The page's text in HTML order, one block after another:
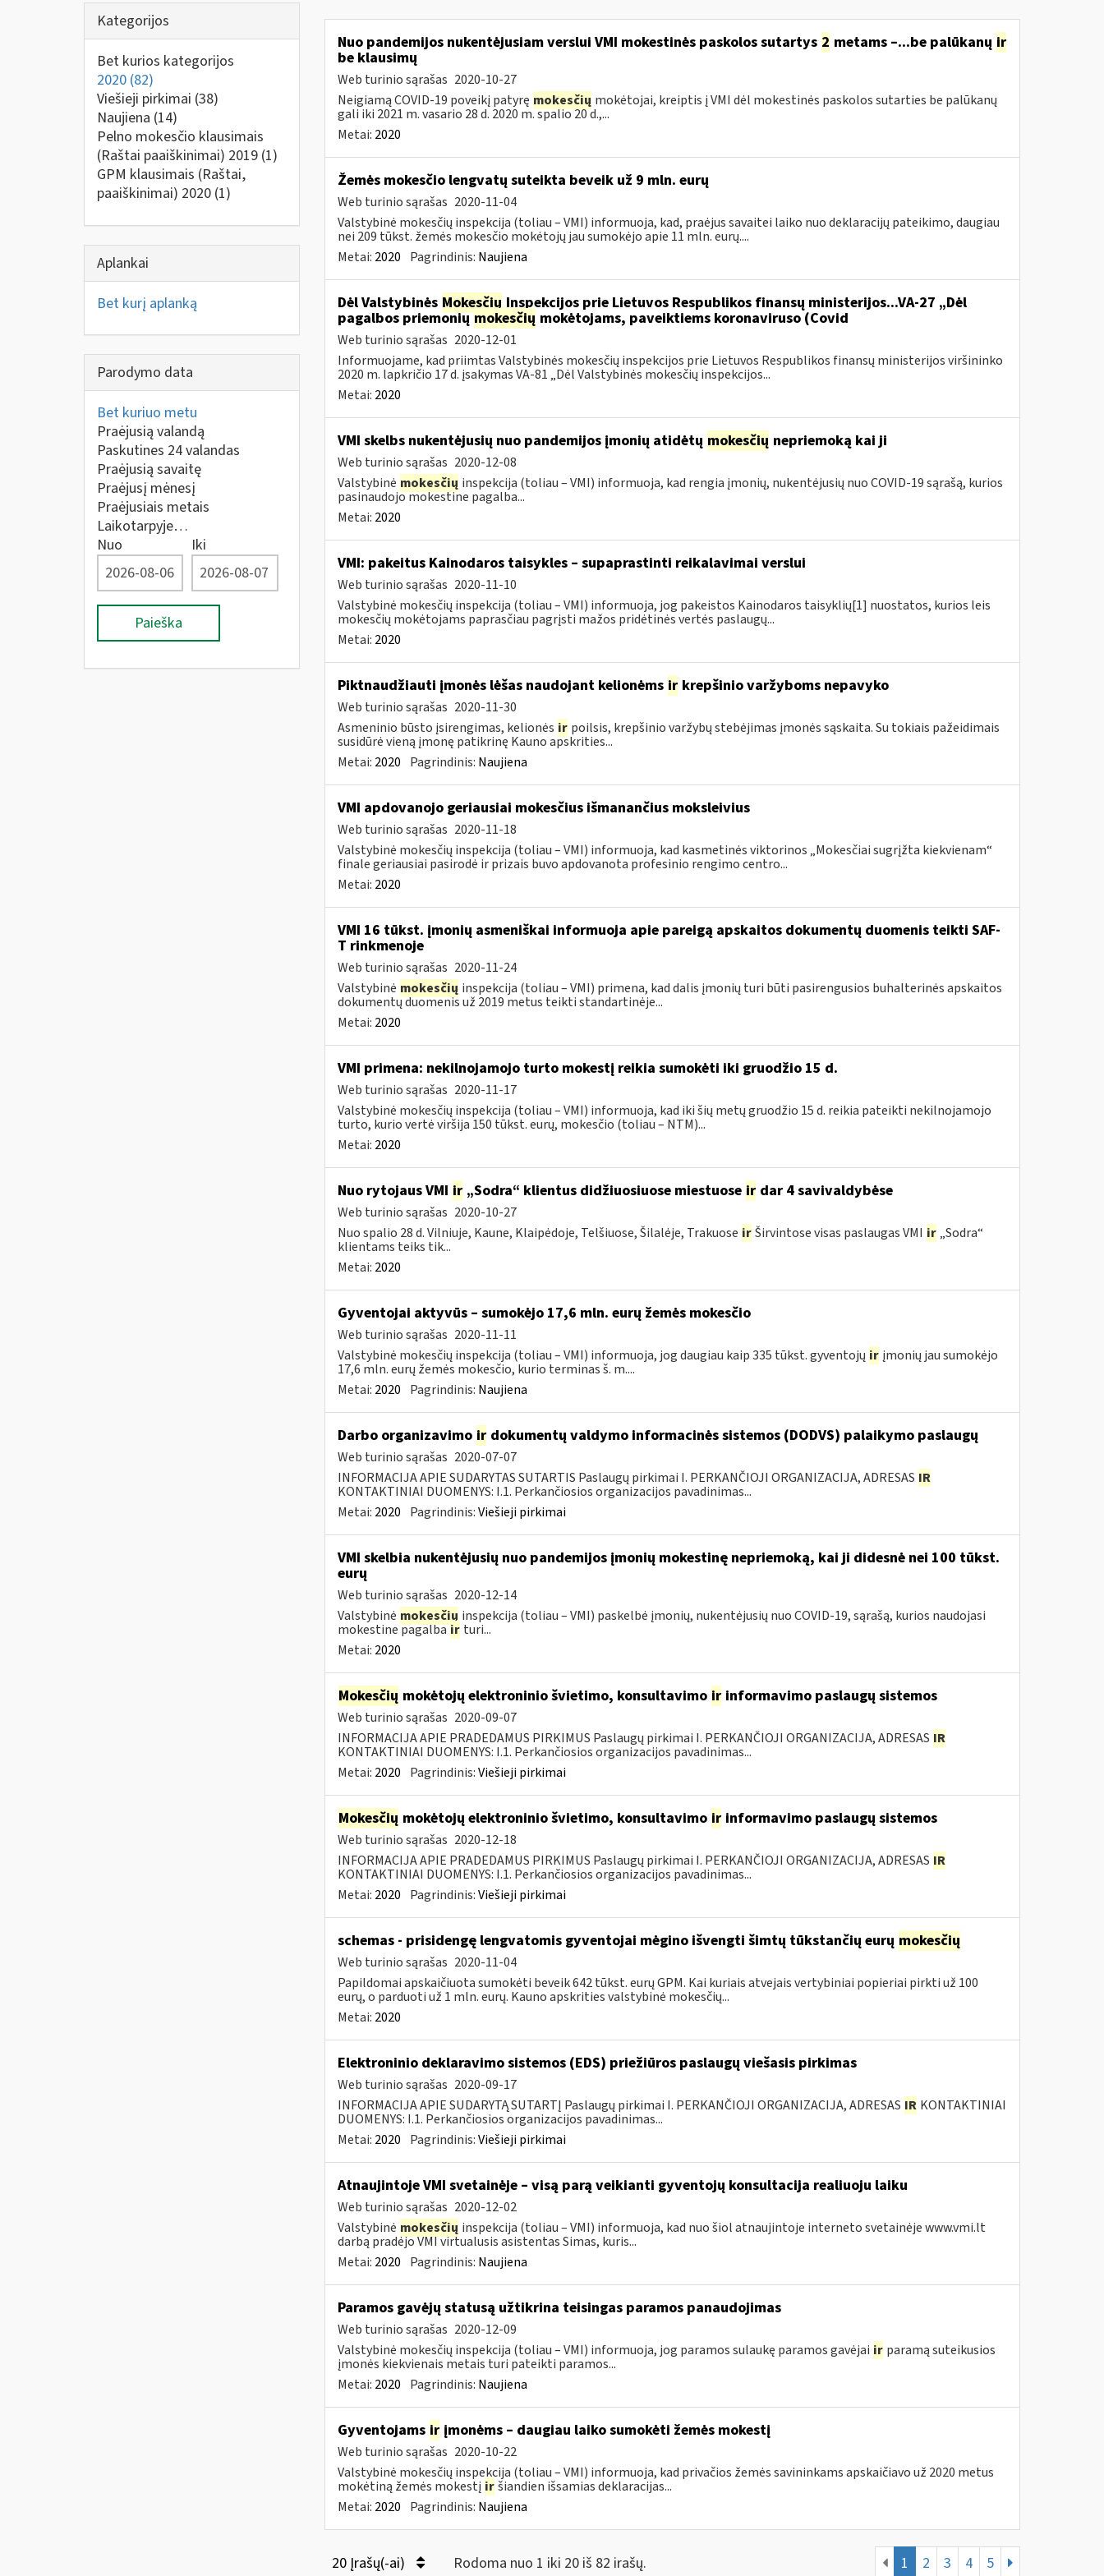
Kategorijos
Bet kurios kategorijos
2020 (82)
Viešieji pirkimai (38)
Naujiena (14)
Pelno mokesčio klausimais
(Raštai paaiškinimai) 2019 (1)
GPM klausimais (Raštai,
paaiškinimai) 2020 (1)
Aplankai
Bet kurį aplanką
Parodymo data
Bet kuriuo metu
Praėjusią valandą
Paskutines 24 valandas
Praėjusią savaitę
Praėjusį mėnesį
Praėjusiais metais
Laikotarpyje…
Nuo
Iki
Paieška
Nuo pandemijos nukentėjusiam verslui VMI mokestinės paskolos sutartys 2 metams –...be palūkanų ir
be klausimų
Web turinio sąrašas 2020-10-27
Neigiamą COVID-19 poveikį patyrę mokesčių mokėtojai, kreiptis į VMI dėl mokestinės paskolos sutarties be palūkanų
gali iki 2021 m. vasario 28 d. 2020 m. spalio 20 d.,...
Metai: 2020
Žemės mokesčio lengvatų suteikta beveik už 9 mln. eurų
Web turinio sąrašas 2020-11-04
Valstybinė mokesčių inspekcija (toliau – VMI) informuoja, kad, praėjus savaitei laiko nuo deklaracijų pateikimo, daugiau
nei 209 tūkst. žemės mokesčio mokėtojų jau sumokėjo apie 11 mln. eurų....
Metai: 2020 Pagrindinis: Naujiena
Dėl Valstybinės MokesčiųInspekcijos prie Lietuvos Respublikos finansų ministerijos...VA-27 „Dėl
pagalbos priemoniųmokesčių mokėtojams, paveiktiems koronaviruso (Covid
Web turinio sąrašas 2020-12-01
Informuojame, kad priimtas Valstybinės mokesčių inspekcijos prie Lietuvos Respublikos finansų ministerijos viršininko
2020 m. lapkričio 17 d. įsakymas VA-81 „Dėl Valstybinės mokesčių inspekcijos...
Metai: 2020
VMI skelbs nukentėjusių nuo pandemijos įmonių atidėtų mokesčių nepriemoką kai ji
Web turinio sąrašas 2020-12-08
Valstybinė mokesčių inspekcija (toliau – VMI) informuoja, kad rengia įmonių, nukentėjusių nuo COVID-19 sąrašą, kurios
pasinaudojo mokestine pagalba...
Metai: 2020
VMI: pakeitus Kainodaros taisykles – supaprastinti reikalavimai verslui
Web turinio sąrašas 2020-11-10
Valstybinė mokesčių inspekcija (toliau – VMI) informuoja, jog pakeistos Kainodaros taisyklių[1] nuostatos, kurios leis
mokesčių mokėtojams paprasčiau pagrįsti mažos pridėtinės vertės paslaugų...
Metai: 2020
Piktnaudžiauti įmonės lėšas naudojant kelionėms irkrepšinio varžyboms nepavyko
Web turinio sąrašas 2020-11-30
Asmeninio būsto įsirengimas, kelionės ir poilsis, krepšinio varžybų stebėjimas įmonės sąskaita. Su tokiais pažeidimais
susidūrė vieną įmonę patikrinę Kauno apskrities...
Metai: 2020 Pagrindinis: Naujiena
VMI apdovanojo geriausiai mokesčius išmanančius moksleivius
Web turinio sąrašas 2020-11-18
Valstybinė mokesčių inspekcija (toliau – VMI) informuoja, kad kasmetinės viktorinos „Mokesčiai sugrįžta kiekvienam“
finale geriausiai pasirodė ir prizais buvo apdovanota profesinio rengimo centro...
Metai: 2020
VMI 16 tūkst. įmonių asmeniškai informuoja apie pareigą apskaitos dokumentų duomenis teikti SAF-
T rinkmenoje
Web turinio sąrašas 2020-11-24
Valstybinė mokesčių inspekcija (toliau – VMI) primena, kad dalis įmonių turi būti pasirengusios buhalterinės apskaitos
dokumentų duomenis už 2019 metus teikti standartinėje...
Metai: 2020
VMI primena: nekilnojamojo turto mokestį reikia sumokėti iki gruodžio 15 d.
Web turinio sąrašas 2020-11-17
Valstybinė mokesčių inspekcija (toliau – VMI) informuoja, kad iki šių metų gruodžio 15 d. reikia pateikti nekilnojamojo
turto, kurio vertė viršija 150 tūkst. eurų, mokesčio (toliau – NTM)...
Metai: 2020
Nuo rytojaus VMI ir„Sodra“ klientus didžiuosiuose miestuose irdar 4 savivaldybėse
Web turinio sąrašas 2020-10-27
Nuo spalio 28 d. Vilniuje, Kaune, Klaipėdoje, Telšiuose, Šilalėje, Trakuose ir Širvintose visas paslaugas VMI ir „Sodra“
klientams teiks tik...
Metai: 2020
Gyventojai aktyvūs – sumokėjo 17,6 mln. eurų žemės mokesčio
Web turinio sąrašas 2020-11-11
Valstybinė mokesčių inspekcija (toliau – VMI) informuoja, jog daugiau kaip 335 tūkst. gyventojų ir įmonių jau sumokėjo
17,6 mln. eurų žemės mokesčio, kurio terminas š. m....
Metai: 2020 Pagrindinis: Naujiena
Darbo organizavimo irdokumentų valdymo informacinės sistemos (DODVS) palaikymo paslaugų
Web turinio sąrašas 2020-07-07
INFORMACIJA APIE SUDARYTAS SUTARTIS Paslaugų pirkimai I. PERKANČIOJI ORGANIZACIJA, ADRESAS IR
KONTAKTINIAI DUOMENYS: I.1. Perkančiosios organizacijos pavadinimas...
Metai: 2020 Pagrindinis:Viešieji pirkimai
VMI skelbia nukentėjusių nuo pandemijos įmonių mokestinę nepriemoką, kai ji didesnė nei 100 tūkst.
eurų
Web turinio sąrašas 2020-12-14
Valstybinė mokesčių inspekcija (toliau – VMI) paskelbė įmonių, nukentėjusių nuo COVID-19, sąrašą, kurios naudojasi
mokestine pagalbair turi...
Metai: 2020
Mokesčių mokėtojų elektroninio švietimo, konsultavimo irinformavimo paslaugų sistemos
Web turinio sąrašas 2020-09-07
INFORMACIJA APIE PRADEDAMUS PIRKIMUS Paslaugų pirkimai I. PERKANČIOJI ORGANIZACIJA, ADRESAS IR
KONTAKTINIAI DUOMENYS: I.1. Perkančiosios organizacijos pavadinimas...
Metai: 2020 Pagrindinis:Viešieji pirkimai
Mokesčių mokėtojų elektroninio švietimo, konsultavimo irinformavimo paslaugų sistemos
Web turinio sąrašas 2020-12-18
INFORMACIJA APIE PRADEDAMUS PIRKIMUS Paslaugų pirkimai I. PERKANČIOJI ORGANIZACIJA, ADRESAS IR
KONTAKTINIAI DUOMENYS: I.1. Perkančiosios organizacijos pavadinimas...
Metai: 2020 Pagrindinis:Viešieji pirkimai
schemas - prisidengę lengvatomis gyventojai mėgino išvengti šimtų tūkstančių eurų mokesčių
Web turinio sąrašas 2020-11-04
Papildomai apskaičiuota sumokėti beveik 642 tūkst. eurų GPM. Kai kuriais atvejais vertybiniai popieriai pirkti už 100
eurų, o parduoti už 1 mln. eurų. Kauno apskrities valstybinė mokesčių...
Metai: 2020
Elektroninio deklaravimo sistemos (EDS) priežiūros paslaugų viešasis pirkimas
Web turinio sąrašas 2020-09-17
INFORMACIJA APIE SUDARYTĄ SUTARTĮ Paslaugų pirkimai I. PERKANČIOJI ORGANIZACIJA, ADRESAS IR KONTAKTINIAI
DUOMENYS: I.1. Perkančiosios organizacijos pavadinimas...
Metai: 2020 Pagrindinis:Viešieji pirkimai
Atnaujintoje VMI svetainėje – visą parą veikianti gyventojų konsultacija realiuoju laiku
Web turinio sąrašas 2020-12-02
Valstybinė mokesčių inspekcija (toliau – VMI) informuoja, kad nuo šiol atnaujintoje interneto svetainėje www.vmi.lt
darbą pradėjo VMI virtualusis asistentas Simas, kuris...
Metai: 2020 Pagrindinis: Naujiena
Paramos gavėjų statusą užtikrina teisingas paramos panaudojimas
Web turinio sąrašas 2020-12-09
Valstybinė mokesčių inspekcija (toliau – VMI) informuoja, jog paramos sulaukę paramos gavėjai ir paramą suteikusios
įmonės kiekvienais metais turi pateikti paramos...
Metai: 2020 Pagrindinis: Naujiena
Gyventojams irįmonėms – daugiau laiko sumokėti žemės mokestį
Web turinio sąrašas 2020-10-22
Valstybinė mokesčių inspekcija (toliau – VMI) informuoja, kad privačios žemės savininkams apskaičiavo už 2020 metus
mokėtiną žemės mokestį ir šiandien išsamias deklaracijas...
Metai: 2020 Pagrindinis: Naujiena
20 Įrašų(-ai) Rodoma nuo 1 iki 20 iš 82 irašų. 1 2 3 4 5